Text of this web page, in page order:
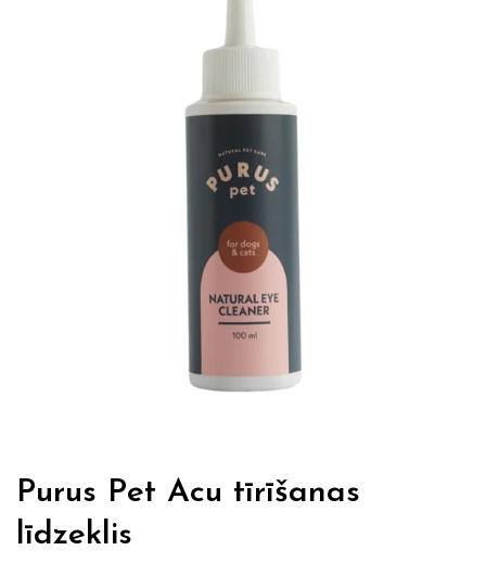
Purus Pet Acu tīrīšanas
līdzeklis